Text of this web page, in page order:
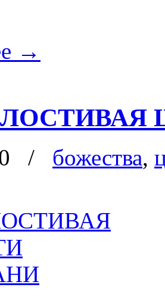
→
/ божества,